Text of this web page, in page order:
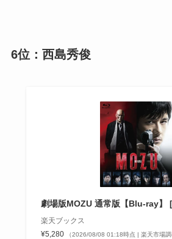
6位：西島秀俊
劇場版MOZU 通常版【Blu-ray】
楽天ブックス
¥5,280
（2026/08/08 01:18時点 | 楽天市場調